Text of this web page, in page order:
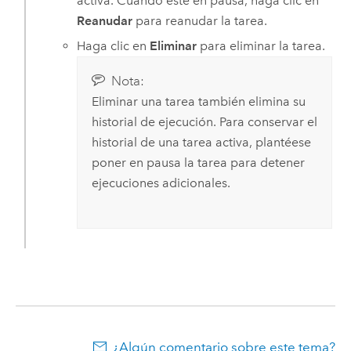
Reanudar para reanudar la tarea.
Haga clic en Eliminar para eliminar la tarea.
Nota:
Eliminar una tarea también elimina su
historial de ejecución. Para conservar el
historial de una tarea activa, plantéese
poner en pausa la tarea para detener
ejecuciones adicionales.
¿Algún comentario sobre este tema?